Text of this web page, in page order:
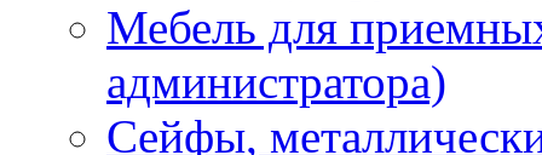
Мебель для
администратора)
Сейфы,